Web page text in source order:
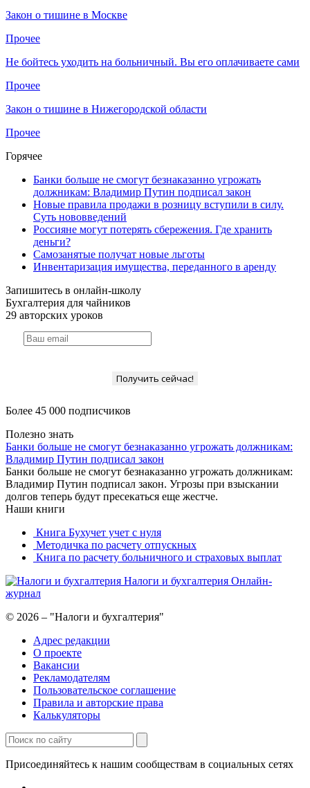
Закон о тишине в Москве
Прочее
Не бойтесь уходить на больничный. Вы его оплачиваете сами
Прочее
Закон о тишине в Нижегородской области
Прочее
Горячее
Банки больше не смогут безнаказанно угрожать
должникам: Владимир Путин подписал закон
Новые правила продажи в розницу вступили в силу.
Суть нововведений
Россияне могут потерять сбережения. Где хранить
деньги?
Самозанятые получат новые льготы
Инвентаризация имущества, переданного в аренду
Запишитесь в онлайн-школу
Бухгалтерия для чайников
29 авторских уроков
Получить сейчас!
Более 45 000 подписчиков
Полезно знать
Банки больше не смогут безнаказанно угрожать должникам:
Владимир Путин подписал закон
Банки больше не смогут безнаказанно угрожать должникам:
Владимир Путин подписал закон. Угрозы при взыскании
долгов теперь будут пресекаться еще жестче.
Наши книги
Книга Бухучет учет с нуля
Методичка по расчету отпускных
Книга по расчету больничного и страховых выплат
Налоги и бухгалтерия Онлайн-
журнал
© 2026 – "Налоги и бухгалтерия"
Адрес редакции
О проекте
Вакансии
Рекламодателям
Пользовательское соглашение
Правила и авторские права
Калькуляторы
Присоединяйтесь к нашим сообществам в социальных сетях